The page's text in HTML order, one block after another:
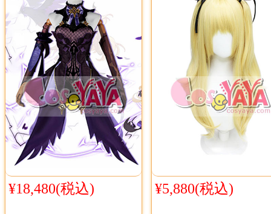
¥18,480(税込) ¥5,880(税込)